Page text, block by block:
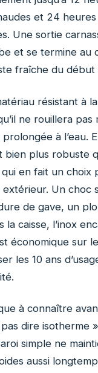
et 24
Une sortie
et se termine au
fraîche du début
résistant à
ne rouillera pas
à l’eau.
bien plus robuste
qui en fait un
extérieur. Un choc
de gave, un
la caisse, l’inox
économique sur
les 10 ans
à connaître
dire isotherme
simple ne
aussi